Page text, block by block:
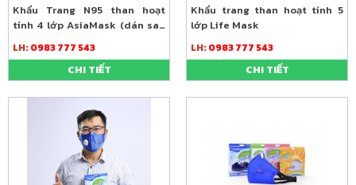
Khẩu Trang N95 than hoạt
tính 4 lớp AsiaMask (dán sau
LH:0983 777 543
CHI TIẾT
Khẩu trang than hoạt tính 5
lớp Life Mask
LH:0983 777 543
CHI TIẾT